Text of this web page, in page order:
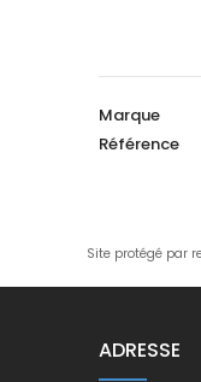
Marque
Référence
Site protégé par
ADRESSE